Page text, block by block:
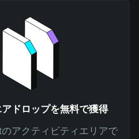
ドロップを無料で獲得
アクティビティエリアで